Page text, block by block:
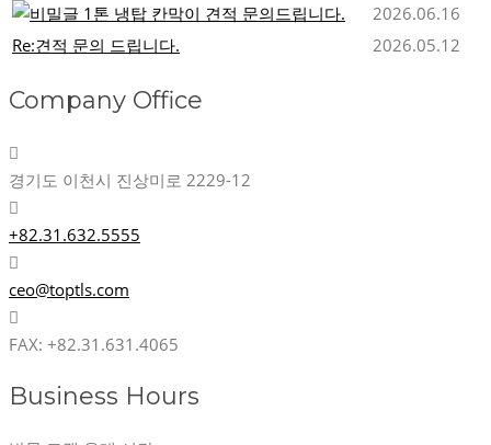
1톤 냉탑 칸막이 견적 문의드립니다.
2026.06.16
Re:견적 문의 드립니다.
2026.05.12
Company Office
경기도 이천시 진상미로 2229-12
+82.31.632.5555
ceo@toptls.com
FAX: +82.31.631.4065
Business Hours